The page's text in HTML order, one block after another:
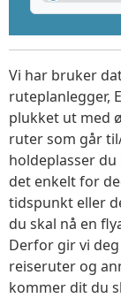
Vi har bruker
ruteplanlegger,
plukket ut med
ruter som går
holdeplasser
det enkelt for
tidspunkt eller
du skal nå en
Derfor gir vi
reiseruter og
kommer dit du